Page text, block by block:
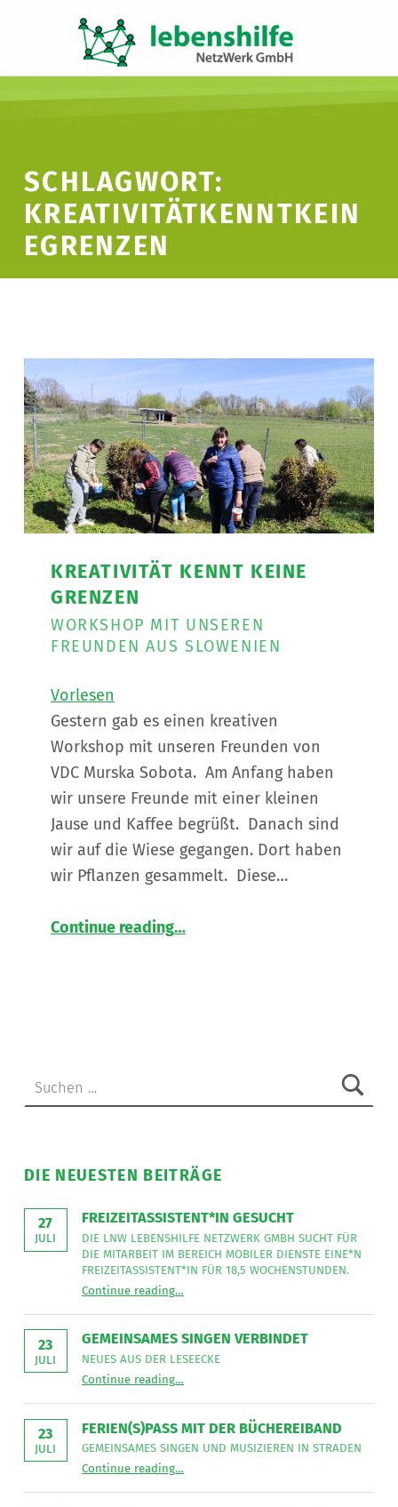
SCHLAGWORT:
KREATIVITÄTKENNTKEIN
EGRENZEN
KREATIVITÄT KENNT KEINE
GRENZEN
WORKSHOP MIT UNSEREN
FREUNDEN AUS SLOWENIEN
Vorlesen
Gestern gab es einen kreativen
Workshop mit unseren Freunden von
VDC Murska Sobota. Am Anfang haben
wir unsere Freunde mit einer kleinen
Jause und Kaffee begrüßt. Danach sind
wir auf die Wiese gegangen. Dort haben
wir Pflanzen gesammelt. Diese…
Continue readingWorkshop
…
DIE NEUESTEN BEITRÄGE
27
JULI
FREIZEITASSISTENT*IN GESUCHT
DIE LNW LEBENSHILFE NETZWERK GMBH SUCHT FÜR
DIE MITARBEIT IM BEREICH MOBILER DIENSTE EINE*N
FREIZEITASSISTENT*IN FÜR 18,5 WOCHENSTUNDEN.
Continue readingDie
Lebenshilfe
GmbH
für
die
Mitarbeit
im
Mobiler
eine*n
Freizeitassistent*in
für
…
23
JULI
GEMEINSAMES SINGEN VERBINDET
NEUES AUS DER LESEECKE
Continue readingNeues
der
”
…
23
JULI
FERIEN(S)PASS MIT DER BÜCHEREIBAND
GEMEINSAMES SINGEN UND MUSIZIEREN IN STRADEN
Continue readingGemeinsames
und
…